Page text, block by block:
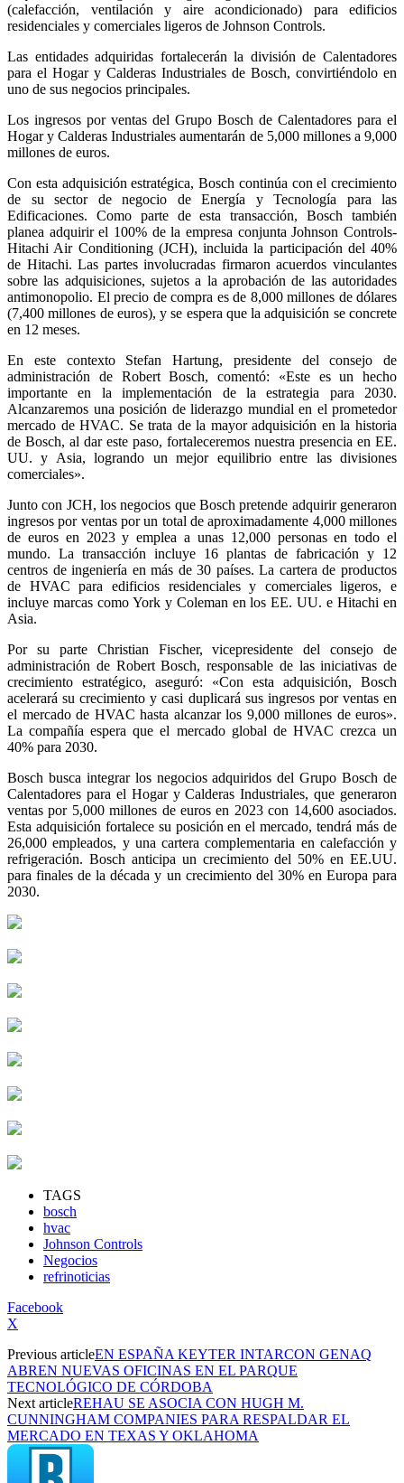
(calefacción, ventilación y aire acondicionado) para edificios
residenciales y comerciales ligeros de Johnson Controls.
Las entidades adquiridas fortalecerán la división de Calentadores
para el Hogar y Calderas Industriales de Bosch, convirtiéndolo en
uno de sus negocios principales.
Los ingresos por ventas del Grupo Bosch de Calentadores para el
Hogar y Calderas Industriales aumentarán de 5,000 millones a 9,000
millones de euros.
Con esta adquisición estratégica, Bosch continúa con el crecimiento
de su sector de negocio de Energía y Tecnología para las
Edificaciones. Como parte de esta transacción, Bosch también
planea adquirir el 100% de la empresa conjunta Johnson Controls-
Hitachi Air Conditioning (JCH), incluida la participación del 40%
de Hitachi. Las partes involucradas firmaron acuerdos vinculantes
sobre las adquisiciones, sujetos a la aprobación de las autoridades
antimonopolio. El precio de compra es de 8,000 millones de dólares
(7,400 millones de euros), y se espera que la adquisición se concrete
en 12 meses.
En este contexto Stefan Hartung, presidente del consejo de
administración de Robert Bosch, comentó: «Este es un hecho
importante en la implementación de la estrategia para 2030.
Alcanzaremos una posición de liderazgo mundial en el prometedor
mercado de HVAC. Se trata de la mayor adquisición en la historia
de Bosch, al dar este paso, fortaleceremos nuestra presencia en EE.
UU. y Asia, logrando un mejor equilibrio entre las divisiones
comerciales».
Junto con JCH, los negocios que Bosch pretende adquirir generaron
ingresos por ventas por un total de aproximadamente 4,000 millones
de euros en 2023 y emplea a unas 12,000 personas en todo el
mundo. La transacción incluye 16 plantas de fabricación y 12
centros de ingeniería en más de 30 países. La cartera de productos
de HVAC para edificios residenciales y comerciales ligeros, e
incluye marcas como York y Coleman en los EE. UU. e Hitachi en
Asia.
Por su parte Christian Fischer, vicepresidente del consejo de
administración de Robert Bosch, responsable de las iniciativas de
crecimiento estratégico, aseguró: «Con esta adquisición, Bosch
acelerará su crecimiento y casi duplicará sus ingresos por ventas en
el mercado de HVAC hasta alcanzar los 9,000 millones de euros».
La compañía espera que el mercado global de HVAC crezca un
40% para 2030.
Bosch busca integrar los negocios adquiridos del Grupo Bosch de
Calentadores para el Hogar y Calderas Industriales, que generaron
ventas por 5,000 millones de euros en 2023 con 14,600 asociados.
Esta adquisición fortalece su posición en el mercado, tendrá más de
26,000 empleados, y una cartera complementaria en calefacción y
refrigeración. Bosch anticipa un crecimiento del 50% en EE.UU.
para finales de la década y un crecimiento del 30% en Europa para
2030.
TAGS
bosch
hvac
Johnson Controls
Negocios
refrinoticias
Facebook
X
Previous articleEN ESPAÑA KEYTER INTARCON GENAQ
ABREN NUEVAS OFICINAS EN EL PARQUE
TECNOLÓGICO DE CÓRDOBA
Next articleREHAU SE ASOCIA CON HUGH M.
CUNNINGHAM COMPANIES PARA RESPALDAR EL
MERCADO EN TEXAS Y OKLAHOMA